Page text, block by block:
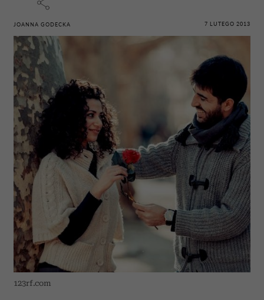
JOANNA GODECKA 7 LUTEGO 2013
123rf.com